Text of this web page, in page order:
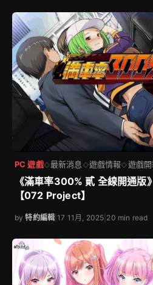
PC 遊戲◇最新消息 ◇遊戲情報◇遊戲
《滿車率300% 貳 全線開通版
【072 Project】
by特約編輯 |17 11月, 2025 20 min read